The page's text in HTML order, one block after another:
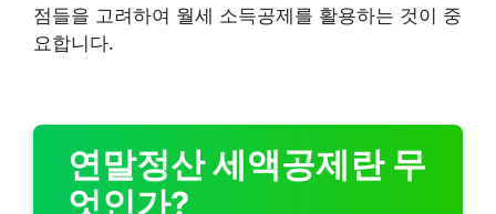
점들을 고려하여 월세 소득공제를 활용하는 것이 중
요합니다.
연말정산 세액공제란 무
엇인가?